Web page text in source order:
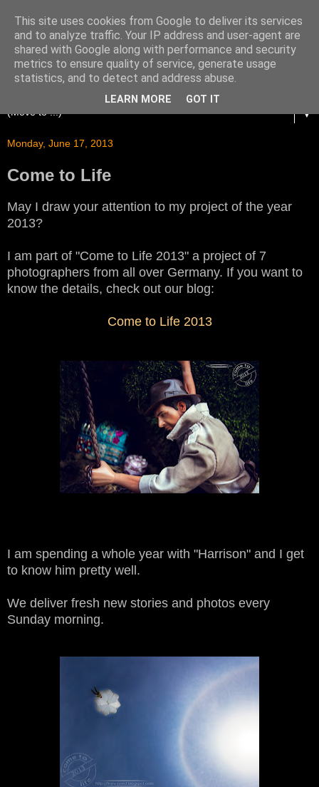
▼
Monday, June 17, 2013
Come to Life
May I draw your attention to my project of the year
2013?
I am part of "Come to Life 2013" a project of 7
photographers from all over Germany. If you want to
know the details, check out our blog:
Come to Life 2013
I am spending a whole year with "Harrison" and I get
to know him pretty well.
We deliver fresh new stories and photos every
Sunday morning.
This site uses cookies from Google to deliver its services
and to analyze traffic. Your IP address and user-agent are
shared with Google along with performance and security
metrics to ensure quality of service, generate usage
statistics, and to detect and address abuse.
LEARN MORE GOT IT